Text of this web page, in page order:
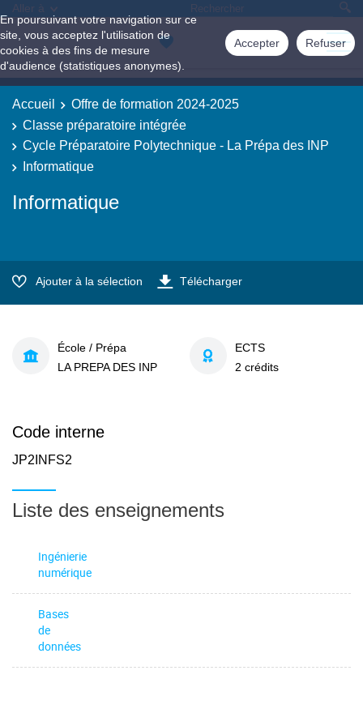
En poursuivant votre navigation sur ce
site, vous acceptez l'utilisation de
cookies à des fins de mesure
d'audience (statistiques anonymes).
Accepter Refuser
Aller à
Accueil
Offre de formation 2024-2025
Classe préparatoire intégrée
Cycle Préparatoire Polytechnique - La Prépa des INP
Informatique
Informatique
Ajouter à la sélection Télécharger
École / Prépa
LA PREPA DES INP
ECTS
2 crédits
Code interne
JP2INFS2
Liste des enseignements
Ingénierie
numérique
Bases
de
données